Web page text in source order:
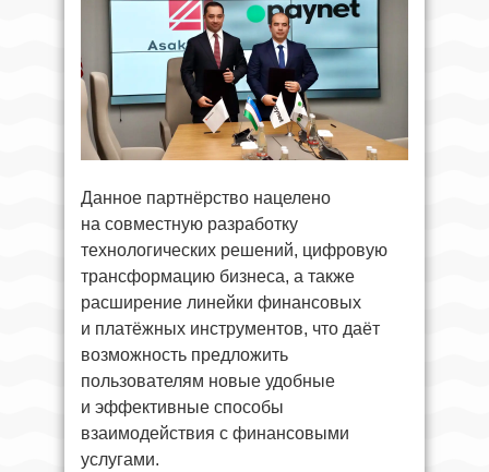
Данное партнёрство нацелено
на совместную разработку
технологических решений, цифровую
трансформацию бизнеса, а также
расширение линейки финансовых
и платёжных инструментов, что даёт
возможность предложить
пользователям новые удобные
и эффективные способы
взаимодействия с финансовыми
услугами.